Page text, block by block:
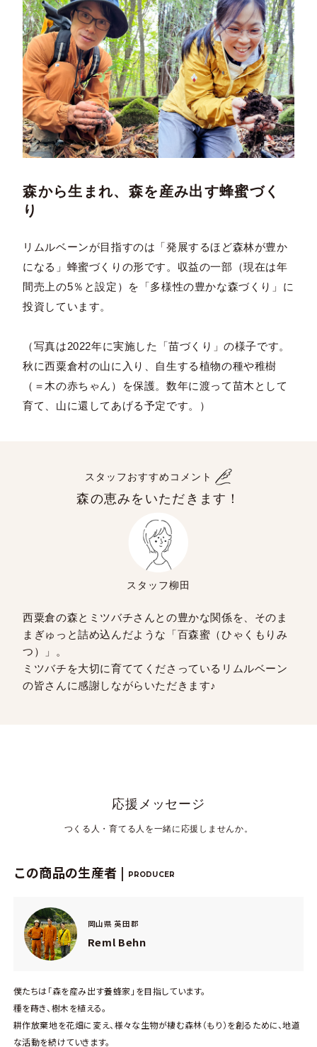
森から生まれ、森を産み出す蜂蜜づく
り
リムルベーンが目指すのは「発展するほど森林が豊か
になる」蜂蜜づくりの形です。収益の一部（現在は年
間売上の5％と設定）を「多様性の豊かな森づくり」に
投資しています。
（写真は2022年に実施した「苗づくり」の様子です。
秋に西粟倉村の山に入り、自生する植物の種や稚樹
（＝木の赤ちゃん）を保護。数年に渡って苗木として
育て、山に還してあげる予定です。）
スタッフおすすめコメント
森の恵みをいただきます！
スタッフ柳田
西粟倉の森とミツバチさんとの豊かな関係を、そのま
まぎゅっと詰め込んだような「百森蜜（ひゃくもりみ
つ）」。
ミツバチを大切に育ててくださっているリムルベーン
の皆さんに感謝しながらいただきます♪
応援メッセージ
つくる人・育てる人を一緒に応援しませんか。
この商品の生産者 | PRODUCER
岡山県 英田郡
Reml Behn
僕たちは「森を産み出す養蜂家」を目指しています。
種を蒔き、樹木を植える。
耕作放棄地を花畑に変え、様々な生物が棲む森林（もり）を創るために、地道
な活動を続けていきます。